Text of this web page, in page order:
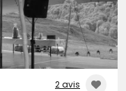
2 avis